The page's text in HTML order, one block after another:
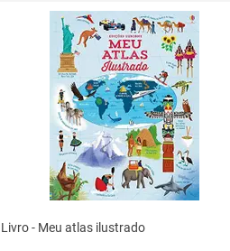
Livro - Meu atlas ilustrado